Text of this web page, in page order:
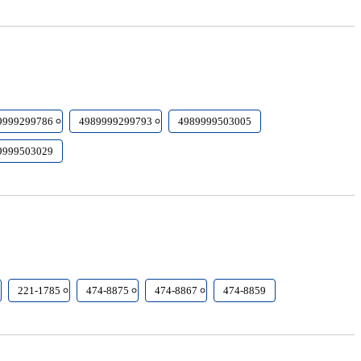
4989999299793 4989999503005
221-1785 474-8875 474-8867 474-8859